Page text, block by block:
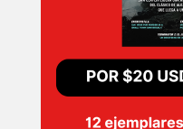
EVENTOS